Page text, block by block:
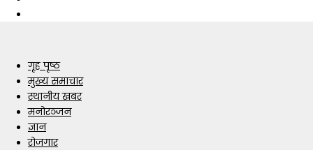
गृह पृष्ठ
मुख्य समाचार
स्थानीय खबर
मनोरञ्जन
ज्ञान
रोजगार